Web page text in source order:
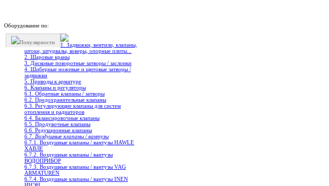
Оборудование по:
Популярности
1. Задвижки, вентили, клапаны,
штоки, штурвалы, коверы, опорные плиты...
2. Шаровые краны
3. Дисковые поворотные затворы / заслонки
4. Шиберные ножевые и щитовые затворы /
задвижки
5. Приводы к арматуре
6. Клапаны и регуляторы
6.1. Обратные клапаны / затворы
6.2. Предохранительные клапаны
6.3. Регулирующие клапаны для систем
отопления и радиаторов
6.4. Балансировочные клапаны
6.5. Продувочные клапаны
6.6. Редукционные клапаны
6.7. Воздушные клапаны / вантузы
6.7.1. Воздушные клапаны / вантузы HAWLE
ХАВЛЕ
6.7.2. Воздушные клапаны / вантузы
ВОДОПРИБОР
6.7.3. Воздушные клапаны / вантузы VAG
ARMATUREN
6.7.4. Воздушные клапаны / вантузы INEN